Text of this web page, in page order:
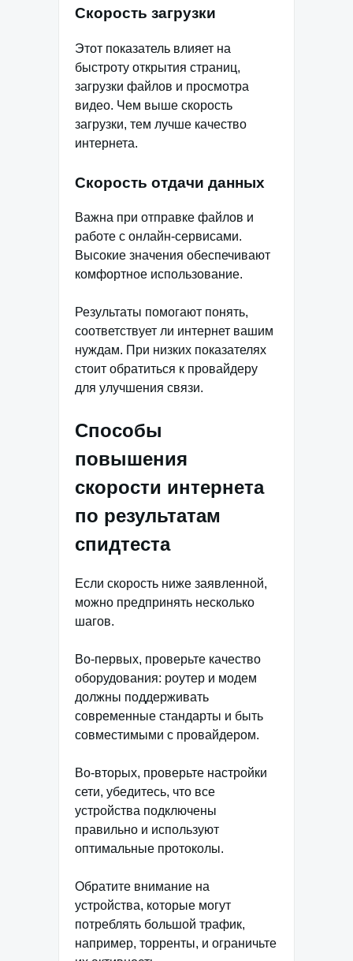
Скорость загрузки
Этот показатель влияет на
быстроту открытия страниц,
загрузки файлов и просмотра
видео. Чем выше скорость
загрузки, тем лучше качество
интернета.
Скорость отдачи данных
Важна при отправке файлов и
работе с онлайн-сервисами.
Высокие значения обеспечивают
комфортное использование.
Результаты помогают понять,
соответствует ли интернет вашим
нуждам. При низких показателях
стоит обратиться к провайдеру
для улучшения связи.
Способы
повышения
скорости интернета
по результатам
спидтеста
Если скорость ниже заявленной,
можно предпринять несколько
шагов.
Во-первых, проверьте качество
оборудования: роутер и модем
должны поддерживать
современные стандарты и быть
совместимыми с провайдером.
Во-вторых, проверьте настройки
сети, убедитесь, что все
устройства подключены
правильно и используют
оптимальные протоколы.
Обратите внимание на
устройства, которые могут
потреблять большой трафик,
например, торренты, и ограничьте